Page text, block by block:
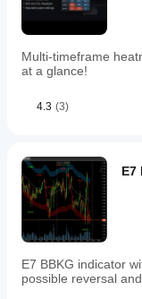
Multi-timeframe
at a glance!
4.3 (3)
E7
E7 BBKG indicator
possible reversal and